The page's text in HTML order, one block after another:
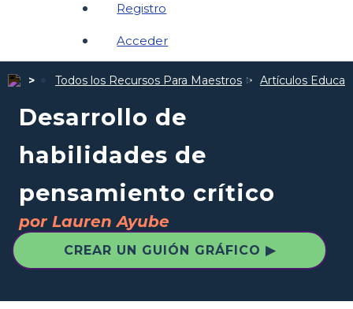
Registro
Acceder
Todos los Recursos Para Maestros Artículos
Desarrollo de
habilidades de
pensamiento crítico
por Lauren Ayube
CREAR UN GUIÓN GRÁFICO ▶